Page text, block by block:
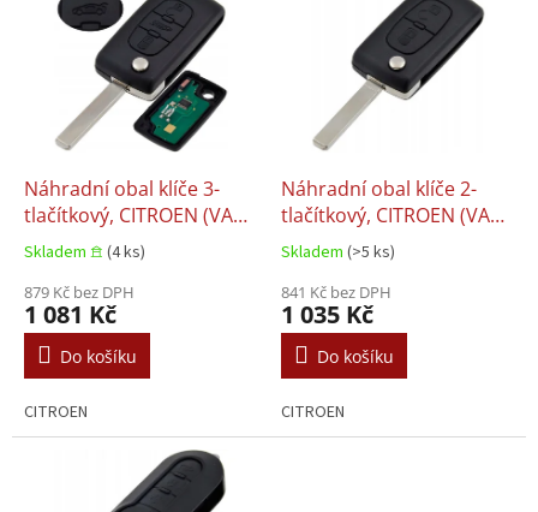
u
ů
Náhradní obal klíče 3-
tlačítkový, CITROEN (VA2)
Frekvence 433 MHz +
Transpondér
Skladem 𖠿 (4 ks)
879 Kč bez DPH
1 081 Kč
Do košíku
CITROEN
Náhradní obal klíče 2-
tlačítkový, CITROEN (VA2)
Frekvence 433 MHz +
Transpondér
Skladem (>5 ks)
841 Kč bez DPH
1 035 Kč
Do košíku
CITROEN